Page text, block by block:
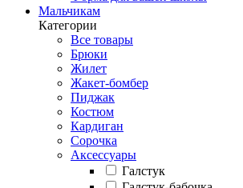
Мальчикам
Категории
Все товары
Брюки
Жилет
Жакет-бомбер
Пиджак
Костюм
Кардиган
Сорочка
Аксессуары
Галстук